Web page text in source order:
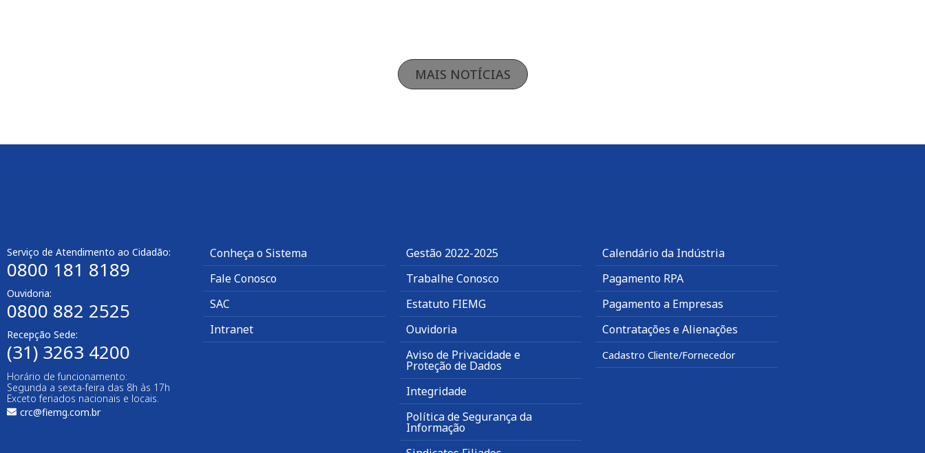
MAIS NOTÍCIAS
Serviço de Atendimento ao Cidadão:
0800 181 8189
Ouvidoria:
0800 882 2525
Recepção Sede:
(31) 3263 4200
Horário de funcionamento:
Segunda a sexta-feira das 8h às 17h
Exceto feriados nacionais e locais.
crc@fiemg.com.br
Conheça o Sistema
Fale Conosco
SAC
Intranet
Gestão 2022-2025
Trabalhe Conosco
Estatuto FIEMG
Ouvidoria
Aviso de Privacidade e
Proteção de Dados
Integridade
Política de Segurança da
Informação
Calendário da Indústria
Pagamento RPA
Pagamento a Empresas
Contratações e Alienações
Cadastro Cliente/Fornecedor